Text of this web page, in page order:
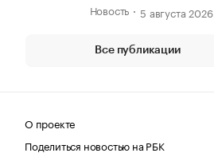
Новость
5 августа 2026
Все публикации
О проекте
Поделиться новостью на РБК